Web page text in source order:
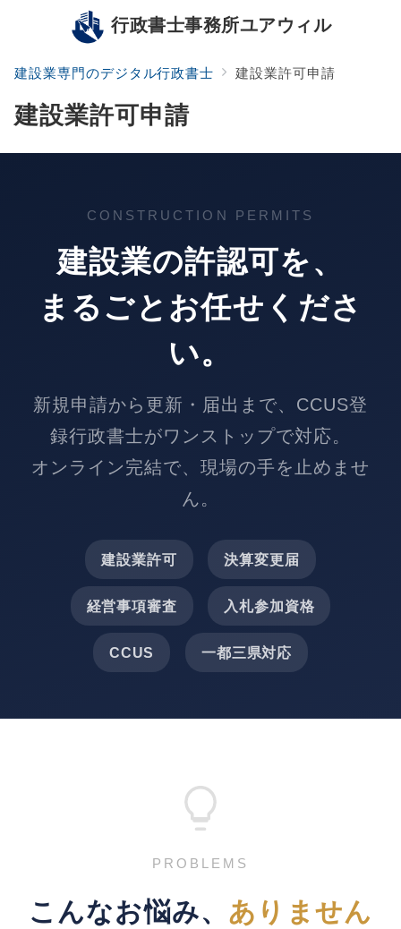
行政書士事務所ユアウィル
建設業専門のデジタル行政書士 建設業許可申請
建設業許可申請
CONSTRUCTION PERMITS
建設業の許認可を、
まるごとお任せくださ
い。
新規申請から更新・届出まで、CCUS登
録行政書士がワンストップで対応。
オンライン完結で、現場の手を止めませ
ん。
建設業許可 決算変更届
経営事項審査 入札参加資格
CCUS 一都三県対応
PROBLEMS
こんなお悩み、 ありません